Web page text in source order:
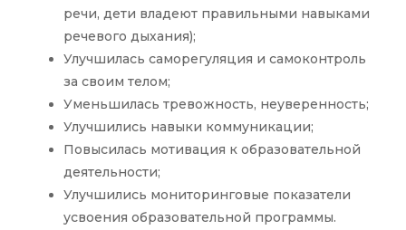
речи, дети владеют правильными навыками
речевого дыхания);
Улучшилась саморегуляция и самоконтроль
за своим телом;
Уменьшилась тревожность, неуверенность;
Улучшились навыки коммуникации;
Повысилась мотивация к образовательной
деятельности;
Улучшились мониторинговые показатели
усвоения образовательной программы.